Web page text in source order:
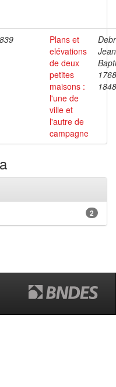
Plans et
elévations
de deux
petites
maisons :
l'une de
ville et
l'autre de
campagne
Jean
1848
2